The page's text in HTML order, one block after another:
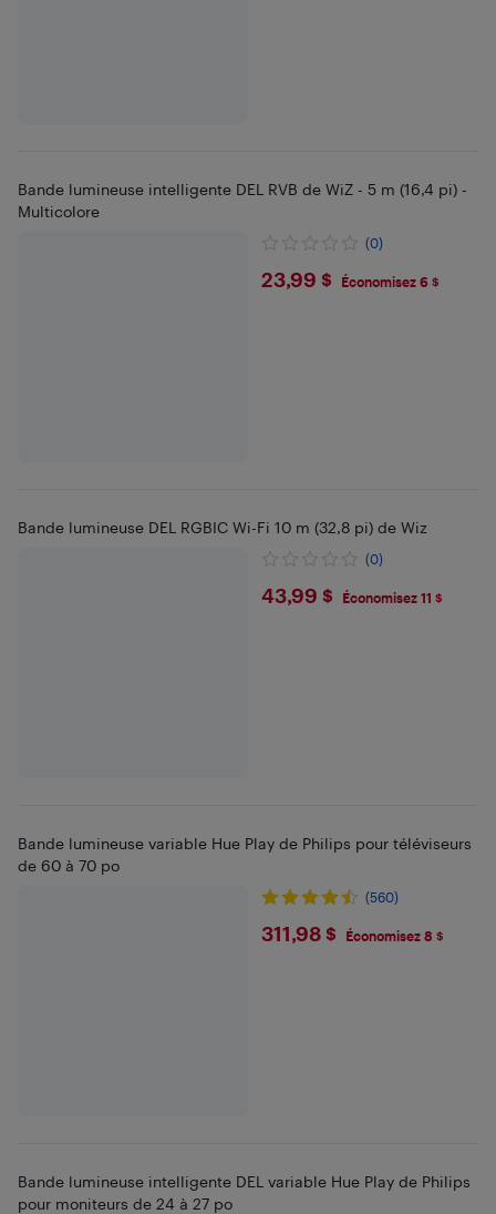
Bande lumineuse intelligente DEL RVB de WiZ - 5 m (16,4 pi) -
Multicolore
(0)
$23.99
23,99 $ Économisez 6 $
Bande lumineuse DEL RGBIC Wi-Fi 10 m (32,8 pi) de Wiz
(0)
$43.99
43,99 $ Économisez 11 $
Bande lumineuse variable Hue Play de Philips pour téléviseurs
de 60 à 70 po
(560)
$311.98
311,98 $ Économisez 8 $
Bande lumineuse intelligente DEL variable Hue Play de Philips
pour moniteurs de 24 à 27 po